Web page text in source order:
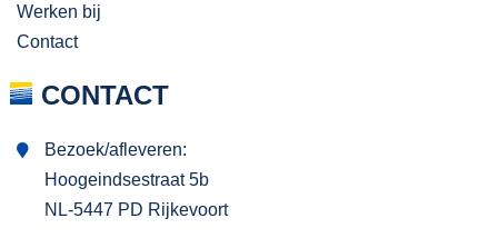
Werken bij
Contact
CONTACT
Bezoek/afleveren:
Hoogeindsestraat 5b
NL-5447 PD Rijkevoort